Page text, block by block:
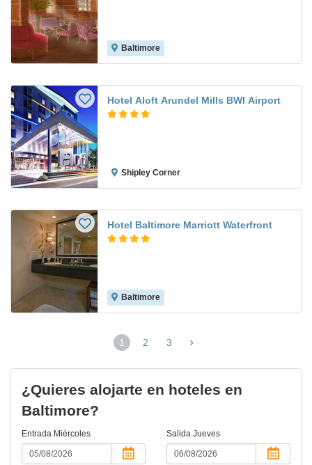
Baltimore
Hotel Aloft Arundel Mills BWI Airport
Shipley Corner
Hotel Baltimore Marriott Waterfront
Baltimore
1
(página
2 3
¿Quieres alojarte en hoteles en
Baltimore?
Entrada Miércoles Salida Jueves